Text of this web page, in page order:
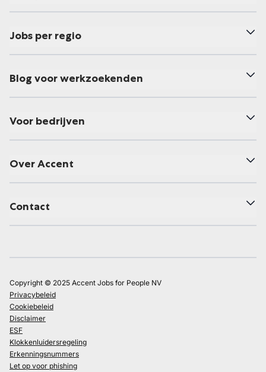
Jobs per regio
Blog voor werkzoekenden
Voor bedrijven
Over Accent
Contact
Copyright © 2025 Accent Jobs for People NV
Privacybeleid
Cookiebeleid
Disclaimer
ESF
Klokkenluidersregeling
Erkenningsnummers
Let op voor phishing